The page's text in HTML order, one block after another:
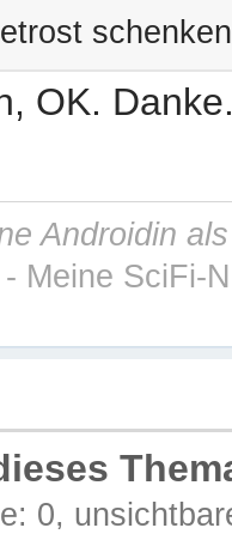
OK.
Androidin
- Meine SciFi-
0,